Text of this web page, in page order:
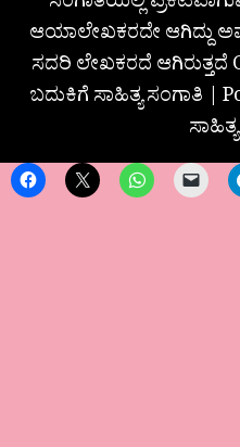
ಆಯಾಲೇಖಕರದೇ ಆಗಿದ್ದು
ಸದರಿ ಲೇಖಕರದೆ ಆಗಿರುತ್ತದೆ
ಬದುಕಿಗೆ ಸಾಹಿತ್ಯ ಸಂಗಾತಿ |